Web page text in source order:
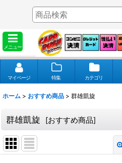
メニュー
マイページ 特集 カテゴリ
ホーム > おすすめ商品 > 群雄凱旋
群雄凱旋 [おすすめ商品]